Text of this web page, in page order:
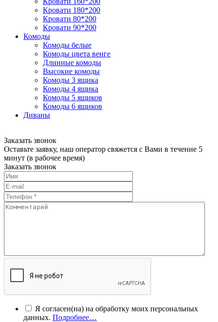
Кровати 180*200
Кровати 80*200
Кровати 90*200
Комоды
Комоды белые
Комоды цвета венге
Длинные комоды
Высокие комоды
Комоды 3 ящика
Комоды 4 ящика
Комоды 5 ящиков
Комоды 6 ящиков
Диваны
Заказать звонок
Оставьте заявку, наш оператор свяжется с Вами в течение 5
минут (в рабочее время)
Заказать звонок
Я согласен(на) на обработку моих персональных
данных. Подробнее…